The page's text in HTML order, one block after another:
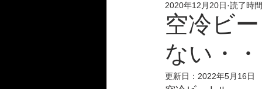
964Carrera2/Werks turbo look/4/
996Carrera2/4/S/turbo/S
空冷ビ
ない・
2020年12月20日 読了時
更新日： 2022年5月16日